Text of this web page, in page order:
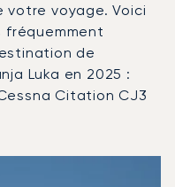
votre voyage. Voici
fréquemment
de
Luka en 2025 :
Citation CJ3